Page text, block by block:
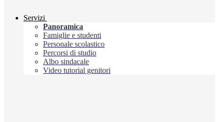
Servizi
Panoramica
Famiglie e studenti
Personale scolastico
Percorsi di studio
Albo sindacale
Video tutorial genitori